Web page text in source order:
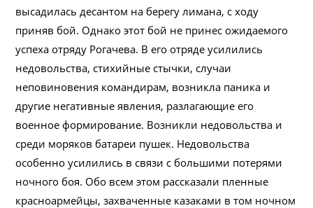
высадилась десантом на берегу лимана, с ходу
приняв бой. Однако этот бой не принес ожидаемого
успеха отряду Рогачева. В его отряде усилились
недовольства, стихийные стычки, случаи
неповиновения командирам, возникла паника и
другие негативные явления, разлагающие его
военное формирование. Возникли недовольства и
среди моряков батареи пушек. Недовольства
особенно усилились в связи с большими потерями
ночного боя. Обо всем этом рассказали пленные
красноармейцы, захваченные казаками в том ночном